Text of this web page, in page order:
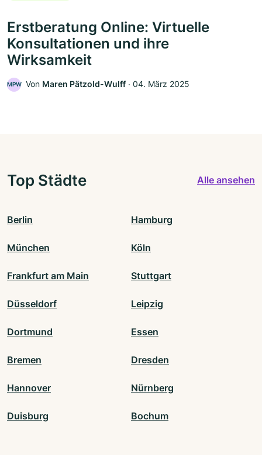
Erstberatung Online: Virtuelle
Konsultationen und ihre
Wirksamkeit
MPW Von Maren Pätzold-Wulff ‧ 04. März 2025
Top Städte Alle ansehen
Berlin Hamburg
München Köln
Frankfurt am Main Stuttgart
Düsseldorf Leipzig
Dortmund Essen
Bremen Dresden
Hannover Nürnberg
Duisburg Bochum